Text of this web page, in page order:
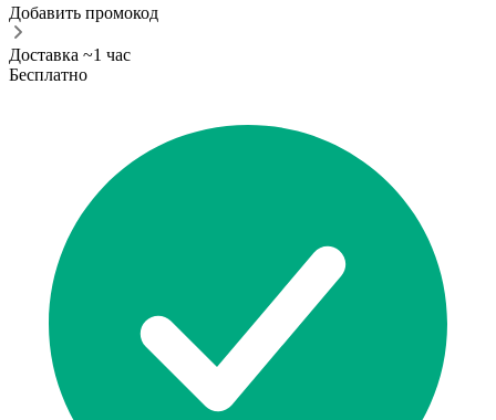
Добавить промокод
Доставка ~1 час
Бесплатно